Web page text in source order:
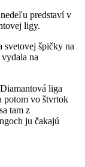
predstaví v
ligy.
svetovej špičky na
na
liga
potom vo štvrtok
tam z
ju čakajú